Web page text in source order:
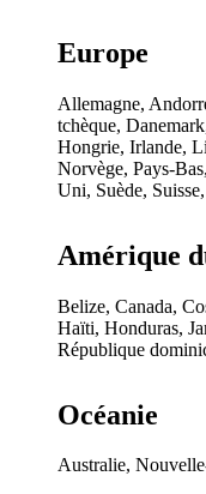
Europe
Allemagne,
tchèque,
Hongrie, Irlande,
Norvège, Pays-
Uni, Suède,
Amérique
Belize, Canada,
Haïti, Honduras,
République
Océanie
Australie,